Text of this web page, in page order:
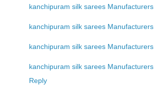
kanchipuram silk sarees Manufacturers
kanchipuram silk sarees Manufacturers
kanchipuram silk sarees Manufacturers
kanchipuram silk sarees Manufacturers
Reply